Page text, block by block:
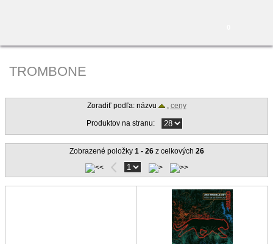
TROMBONE
Zoradiť podľa: názvu , ceny
Produktov na stranu:
Zobrazené položky 1 - 26z celkových 26